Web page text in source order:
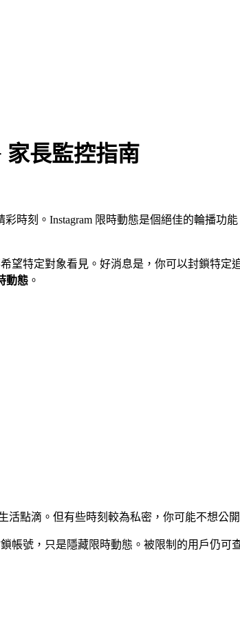
家長監控指南
時刻。Instagram 限時動態是個絕佳的輪播功
特定對象看見。好消息是，你可以封鎖特定
動態 。
活點滴。但有些時刻較為私密，你可能不想公開
帳號，只是隱藏限時動態。被限制的用戶仍可